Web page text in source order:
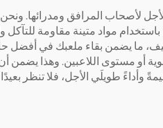
لأصحاب المرافق ومدرائها. ونحن
مواد متينة مقاومة
يضمن بقاء ملعبك في أفضل
مستوى اللاعبين. وهذا يضمن أن
طويلَي الأجل، فلا تنظر بعيدًا